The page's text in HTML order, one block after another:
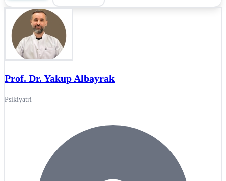
Prof. Dr. Yakup Albayrak
Psikiyatri